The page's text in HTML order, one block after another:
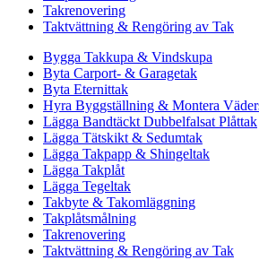
Takrenovering
Taktvättning & Rengöring av Tak
Bygga Takkupa & Vindskupa
Byta Carport- & Garagetak
Byta Eternittak
Hyra Byggställning & Montera
Lägga Bandtäckt Dubbelfalsat Plåttak
Lägga Tätskikt & Sedumtak
Lägga Takpapp & Shingeltak
Lägga Takplåt
Lägga Tegeltak
Takbyte & Takomläggning
Takplåtsmålning
Takrenovering
Taktvättning & Rengöring av Tak